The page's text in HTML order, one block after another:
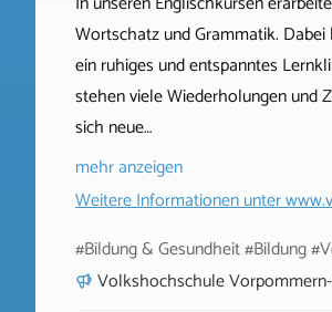
Wortschatz und Grammatik.
ein ruhiges und entspanntes
stehen viele Wiederholungen und
sich neue…
mehr anzeigen
Weitere Informationen unter
#Bildung & Gesundheit #Bildung
Volkshochschule